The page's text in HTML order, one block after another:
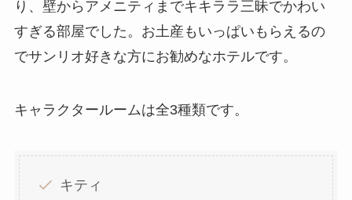
り、壁からアメニティまでキキララ三昧でかわい
すぎる部屋でした。お土産もいっぱいもらえるの
でサンリオ好きな方にお勧めなホテルです。
キャラクタールームは全3種類です。
キティ